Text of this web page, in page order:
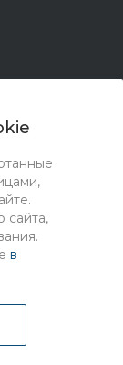
сайта,
в